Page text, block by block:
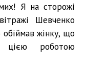
Я на сторожі
Шевченко
жінку, що
цією роботою